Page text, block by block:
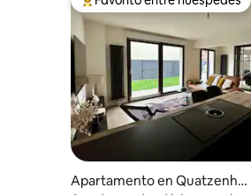
Favorito entre huéspedes
Apartamento en Quatzenhe